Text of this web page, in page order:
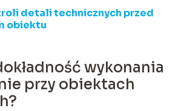
detali technicznych przed
obiektu
wykonania
przy obiektach